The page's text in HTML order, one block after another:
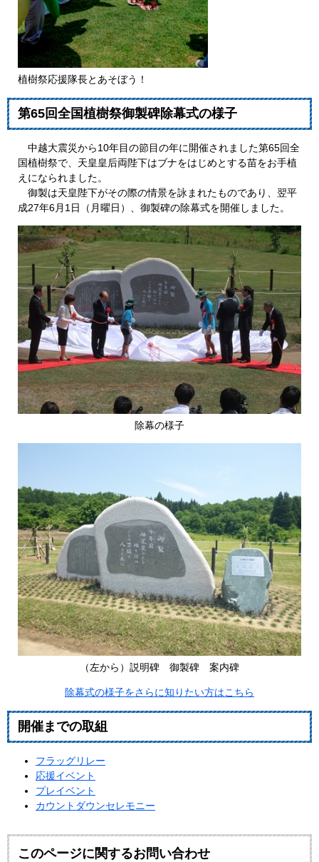
植樹祭応援隊長とあそぼう！
第65回全国植樹祭御製碑除幕式の様子
中越大震災から10年目の節目の年に開催されました第65回全
国植樹祭で、天皇皇后両陛下はブナをはじめとする苗をお手植
えになられました。
御製は天皇陛下がその際の情景を詠まれたものであり、翌平
成27年6月1日（月曜日）、御製碑の除幕式を開催しました。
除幕の様子
（左から）説明碑 御製碑 案内碑
除幕式の様子をさらに知りたい方はこちら
開催までの取組
フラッグリレー
応援イベント
プレイベント
カウントダウンセレモニー
このページに関するお問い合わせ